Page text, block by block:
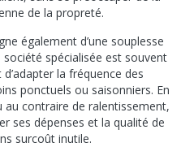
de la propreté.
également d’une souplesse
spécialisée est souvent
la fréquence des
ponctuels ou saisonniers. En
au contraire de ralentissement,
ses dépenses et la qualité de
surcoût inutile.